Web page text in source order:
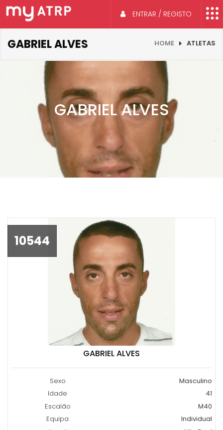
ENTRAR / REGISTO
GABRIEL ALVES HOME ATLETAS
GABRIEL ALVES
10544
GABRIEL ALVES
Sexo
Masculino
Idade
41
Escalão
M40
Equipa
Individual